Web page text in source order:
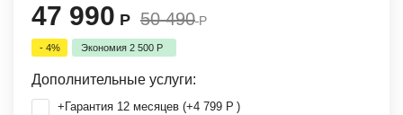
47 990 Р 50 490 Р
- 4% Экономия 2 500 Р
Дополнительные услуги:
+Гарантия 12 месяцев (+4 799 Р )